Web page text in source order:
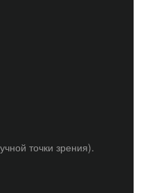
точки зрения).